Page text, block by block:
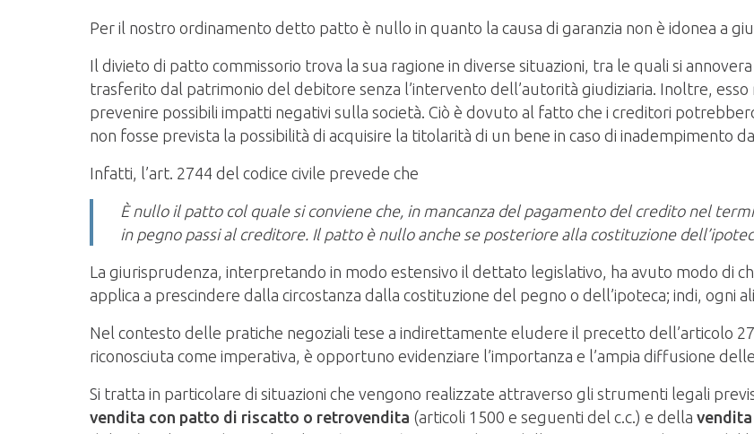
Per il nostro ordinamento detto patto è nullo in quanto la causa di garanzia non è idonea a
Il divieto di patto commissorio trova la sua ragione in diverse situazioni, tra le quali si
trasferito dal patrimonio del debitore senza l’intervento dell’autorità giudiziaria. Inoltre,
prevenire possibili impatti negativi sulla società. Ciò è dovuto al fatto che i creditori
non fosse prevista la possibilità di acquisire la titolarità di un bene in caso di inadempimento
Infatti, l’art. 2744 del codice civile prevede che
È nullo il patto col quale si conviene che, in mancanza del pagamento del credito nel
in pegno passi al creditore. Il patto è nullo anche se posteriore alla costituzione
La giurisprudenza, interpretando in modo estensivo il dettato legislativo, ha avuto modo di
applica a prescindere dalla circostanza dalla costituzione del pegno o dell’ipoteca; indi, ogni
Nel contesto delle pratiche negoziali tese a indirettamente eludere il precetto dell’articolo
riconosciuta come imperativa, è opportuno evidenziare l’importanza e l’ampia diffusione
Si tratta in particolare di situazioni che vengono realizzate attraverso gli strumenti legali
vendita con patto di riscatto o retrovendita (articoli 1500 e seguenti del c.c.) e della